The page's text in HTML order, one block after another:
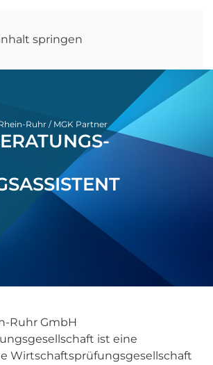
springen
Ruhr / MGK Partner
Ruhr GmbH
ist eine
Wirtschaftsprüfungsgesellschaft